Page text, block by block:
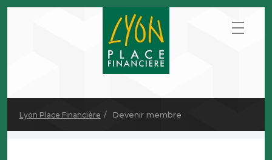
Lyon Place Financière Devenir membre